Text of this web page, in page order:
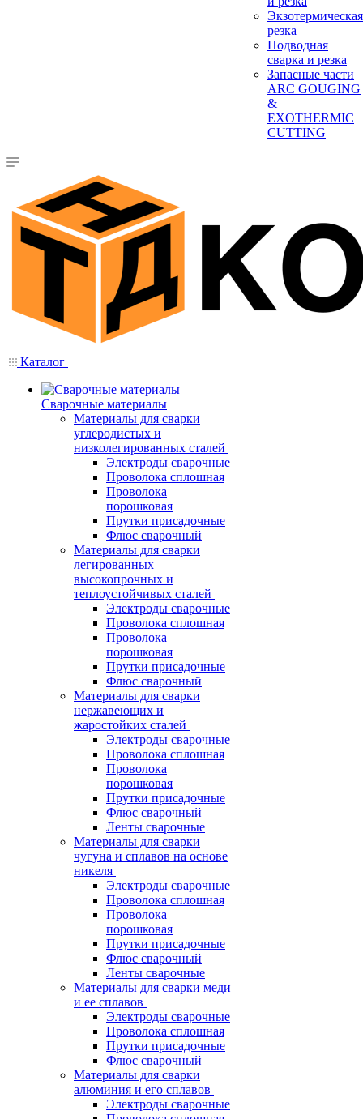
Экзотермическая
резка
Подводная
сварка и резка
Запасные части
ARC GOUGING
&
EXOTHERMIC
CUTTING
Каталог
Сварочные материалы
Материалы для сварки
углеродистых и
низколегированных сталей
Электроды сварочные
Проволока сплошная
Проволока
порошковая
Прутки присадочные
Флюс сварочный
Материалы для сварки
легированных
высокопрочных и
теплоустойчивых сталей
Электроды сварочные
Проволока сплошная
Проволока
порошковая
Прутки присадочные
Флюс сварочный
Материалы для сварки
нержавеющих и
жаростойких сталей
Электроды сварочные
Проволока сплошная
Проволока
порошковая
Прутки присадочные
Флюс сварочный
Ленты сварочные
Материалы для сварки
чугуна и сплавов на основе
никеля
Электроды сварочные
Проволока сплошная
Проволока
порошковая
Прутки присадочные
Флюс сварочный
Ленты сварочные
Материалы для сварки меди
и ее сплавов
Электроды сварочные
Проволока сплошная
Прутки присадочные
Флюс сварочный
Материалы для сварки
алюминия и его сплавов
Электроды сварочные